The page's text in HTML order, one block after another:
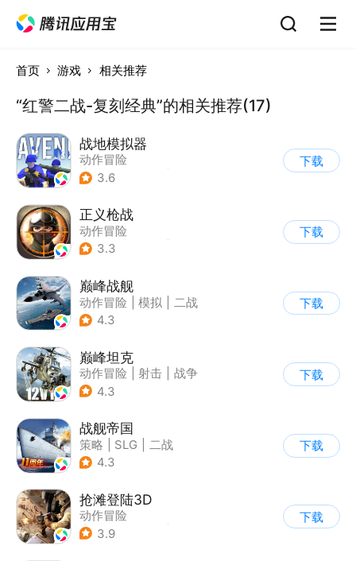
首页 游戏 相关推荐
“红警二战-复刻经典”的相关推荐(17)
战地模拟器
动作冒险
| 第一人称射击
3.6
下载
正义枪战
动作冒险
| 第一人称射击
3.3
下载
巅峰战舰
动作冒险 模拟
二战
| 战术竞技
4.3
下载
巅峰坦克
动作冒险 射击
战争
| 战术竞技
4.3
下载
战舰帝国
策略 SLG
二战
| 写实
4.3
下载
抢滩登陆3D
动作冒险
| 第一人称射击
3.9
下载